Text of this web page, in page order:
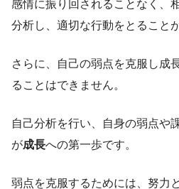
感情に振り回されることなく、
分析し、適切な行動をとること
さらに、自己の弱点を克服し成
ることはできません。
自己分析を行い、自身の弱点や
が成長への第一歩です。
弱点を克服するためには、努力